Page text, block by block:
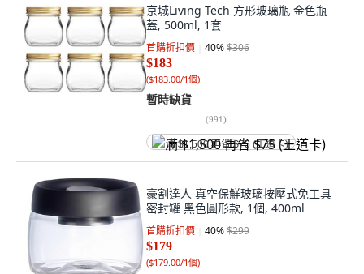
京城Living Tech 方形玻璃瓶 金色瓶
蓋, 500ml, 1套
首購折扣價 40%$306
$183
($183.00/1個)
暫時缺貨
(991)
满 $1,500 再省 $75 (王道卡)
豪割達人 真空保鮮玻璃按壓式免工具
密封罐 黑色圓形款, 1個, 400ml
首購折扣價 40%$299
$179
($179.00/1個)